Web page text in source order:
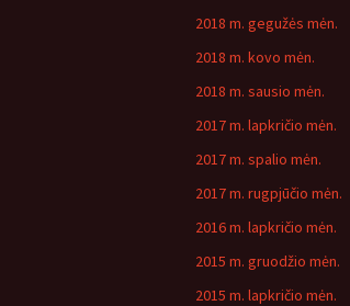
2018 m. gegužės mėn.
2018 m. kovo mėn.
2018 m. sausio mėn.
2017 m. lapkričio mėn.
2017 m. spalio mėn.
2017 m. rugpjūčio mėn.
2016 m. lapkričio mėn.
2015 m. gruodžio mėn.
2015 m. lapkričio mėn.